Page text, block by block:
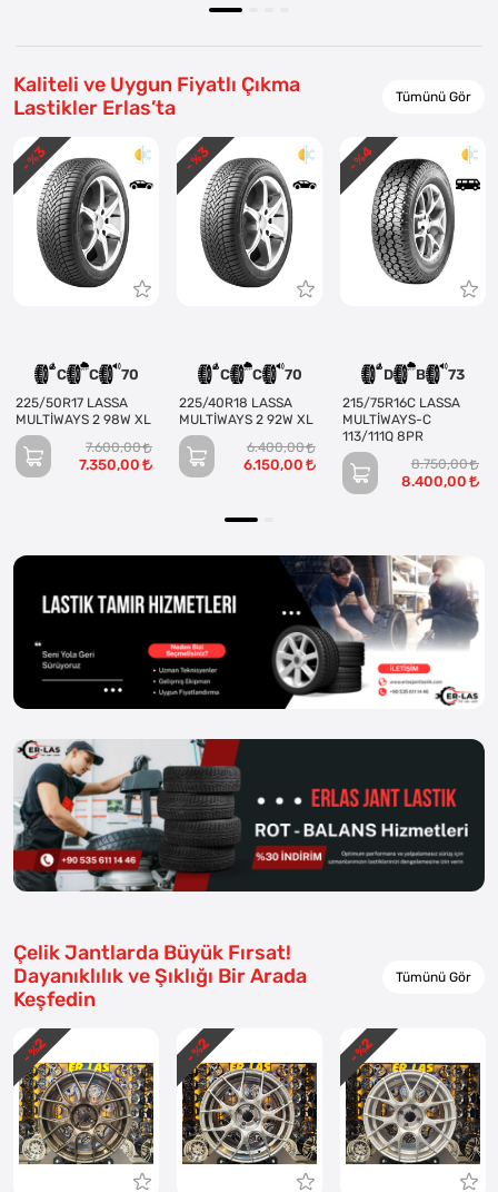
Kaliteli ve Uygun Fiyatlı Çıkma
Lastikler Erlas’ta
Tümünü Gör
C C 70
225/50R17 LASSA
MULTİWAYS 2 98W XL
7.600,00
7.350,00
- %
3
C C 70
225/40R18 LASSA
MULTİWAYS 2 92W XL
6.400,00
6.150,00
- %
3
D B 73
215/75R16C LASSA
MULTİWAYS-C
113/111Q 8PR
8.750,00
8.400,00
- %
4
Çelik Jantlarda Büyük Fırsat!
Dayanıklılık ve Şıklığı Bir Arada
Keşfedin
Tümünü Gör
- %
2 - %
2 - %
2